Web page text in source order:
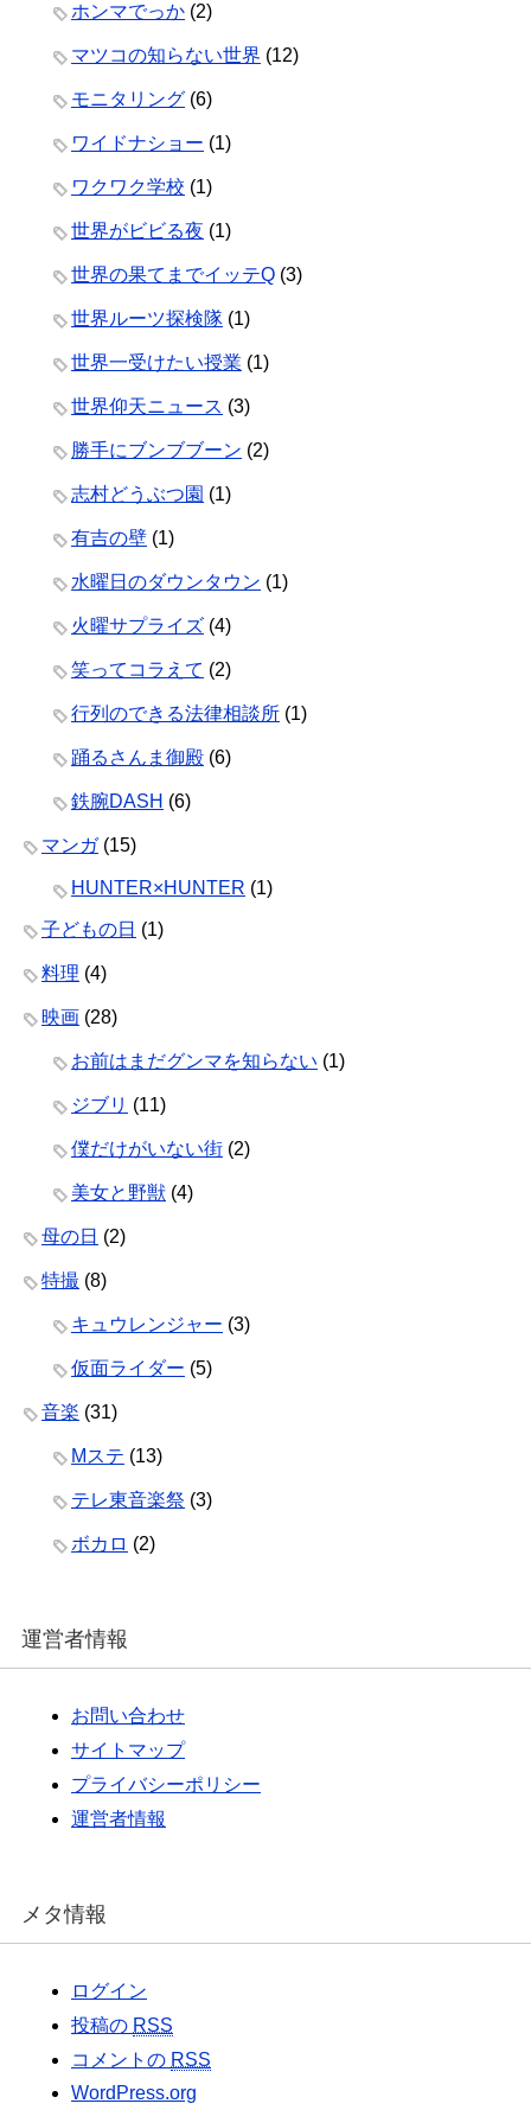
ホンマでっか (2)
マツコの知らない世界 (12)
モニタリング (6)
ワイドナショー (1)
ワクワク学校 (1)
世界がビビる夜 (1)
世界の果てまでイッテQ (3)
世界ルーツ探検隊 (1)
世界一受けたい授業 (1)
世界仰天ニュース (3)
勝手にブンブブーン (2)
志村どうぶつ園 (1)
有吉の壁 (1)
水曜日のダウンタウン (1)
火曜サプライズ (4)
笑ってコラえて (2)
行列のできる法律相談所 (1)
踊るさんま御殿 (6)
鉄腕DASH (6)
マンガ(15)
HUNTER×HUNTER (1)
子どもの日 (1)
料理 (4)
映画 (28)
お前はまだグンマを知らない (1)
ジブリ (11)
僕だけがいない街 (2)
美女と野獣 (4)
母の日 (2)
特撮 (8)
キュウレンジャー (3)
仮面ライダー (5)
音楽 (31)
Mステ (13)
テレ東音楽祭 (3)
ボカロ (2)
運営者情報
お問い合わせ
サイトマップ
プライバシーポリシー
運営者情報
メタ情報
ログイン
投稿の RSS
コメントの RSS
WordPress.org